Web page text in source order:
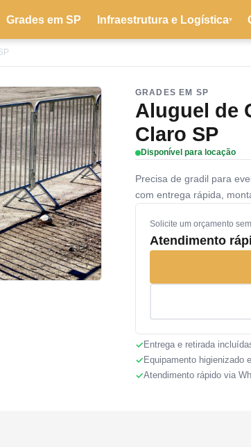
Grades em SP Infraestrutura e Logística▾
GRADES EM SP
Aluguel de
Claro SP
Disponível para locação
Precisa de gradil para
com entrega rápida,
Solicite um orçamento
Atendimento
Entrega e retirada
Equipamento higienizado
Atendimento rápido via